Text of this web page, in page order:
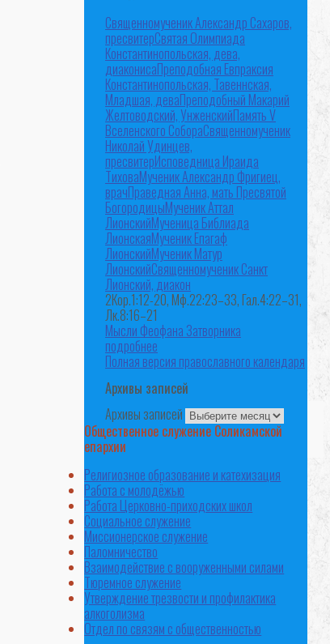
Священномученик Александр Сахаров,
пресвитерСвятая Олимпиада
Константинопольская, дева,
диаконисаПреподобная Евпраксия
Константинопольская, Тавеннская,
Младшая, деваПреподобный Макарий
Желтоводский, УнженскийПамять V
Вселенского СобораСвященномученик
Николай Удинцев,
пресвитерИсповедница Ираида
ТиховаМученик Александр Фригиец,
врачПраведная Анна, мать Пресвятой
БогородицыМученик Аттал
ЛионскийМученица Библиада
ЛионскаяМученик Епагаф
ЛионскийМученик Матур
ЛионскийСвященномученик Санкт
Лионский, диакон
2Кор.1:12-20, Мф.22:23–33, Гал.4:22–31,
Лк.8:16–21
Мысли Феофана Затворника
подробнее
Полная версия православного календаря
Архивы записей
Архивы записей
Общественное служение Соликамской
епархии
Религиозное образование и катехизация
Работа с молодёжью
Работа Церковно-приходских школ
Социальное служение
Миссионерское служение
Паломничество
Взаимодействие с вооруженными силами
Тюремное служение
Утверждение трезвости и профилактика
алкоголизма
Отдел по связям с общественностью